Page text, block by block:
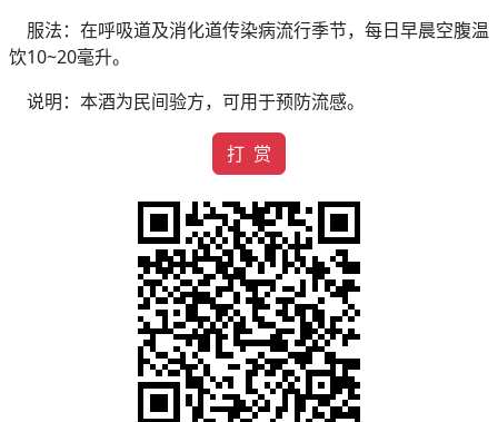
服法：在呼吸道及消化道传染病流行季节，每日早晨空腹温
饮10~20毫升。
说明：本酒为民间验方，可用于预防流感。
打 赏